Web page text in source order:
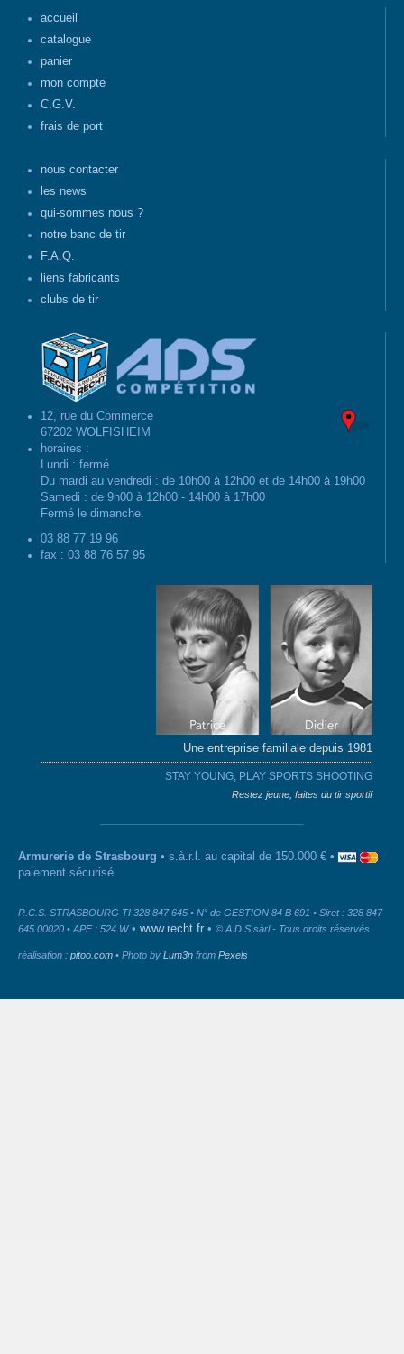
accueil
catalogue
panier
mon compte
C.G.V.
frais de port
nous contacter
les news
qui-sommes nous ?
notre banc de tir
F.A.Q.
liens fabricants
clubs de tir
12, rue du Commerce
67202 WOLFISHEIM
horaires :
Lundi : fermé
Du mardi au vendredi : de 10h00 à 12h00 et de 14h00 à 19h00
Samedi : de 9h00 à 12h00 - 14h00 à 17h00
Fermé le dimanche.
03 88 77 19 96
fax : 03 88 76 57 95
Une entreprise familiale depuis 1981
STAY YOUNG, PLAY SPORTS SHOOTING
Restez jeune, faites du tir sportif
Armurerie de Strasbourg • s.à.r.l. au capital de 150.000 € •
paiement sécurisé
R.C.S. STRASBOURG TI 328 847 645 • N° de GESTION 84 B 691 • Siret : 328 847
645 00020 • APE : 524 W• www.recht.fr • © A.D.S sàrl - Tous droits réservés
réalisation : pitoo.com • Photo by Lum3n from Pexels